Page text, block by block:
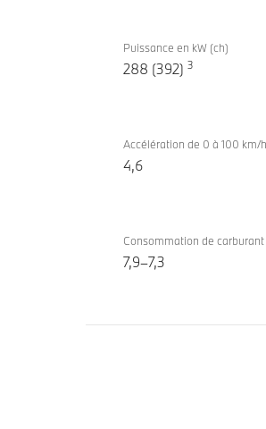
techniques
xDrive
Gran
Puissance en kW (ch)
288 (392) 3
Accélération de 0 à 100 km/
4,6
Consommation de
7,9–7,3